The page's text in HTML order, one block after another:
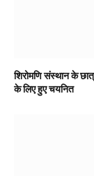
शिरोमणि संस्थान के
के लिए हुए चयनित